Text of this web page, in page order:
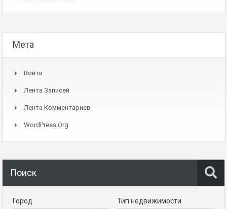
Мета
Войти
Лента Записей
Лента Комментариев
WordPress.org
Поиск
Город Тип недвижимости